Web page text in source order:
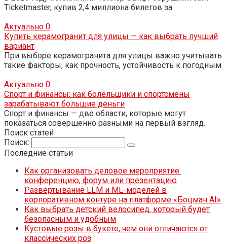
Ticketmaster, купив 2,4 миллиона билетов за
Актуально 0
Купить керамогранит для улицы — как выбрать лучший
вариант
При выборе керамогранита для улицы важно учитывать
такие факторы, как прочность, устойчивость к погодным
Актуально 0
Спорт и финансы: как болельщики и спортсмены
зарабатывают большие деньги
Спорт и финансы — две области, которые могут
показаться совершенно разными на первый взгляд.
Поиск статей
Поиск:
Последние статьи
Как организовать деловое мероприятие:
конференцию, форум или презентацию
Развертывание LLM и ML-моделей в
корпоративном контуре на платформе «Боцман AI»
Как выбрать детский велосипед, который будет
безопасным и удобным
Кустовые розы в букете, чем они отличаются от
классических роз